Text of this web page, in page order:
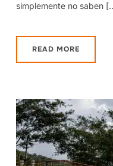
simplemente no saben
READ MORE